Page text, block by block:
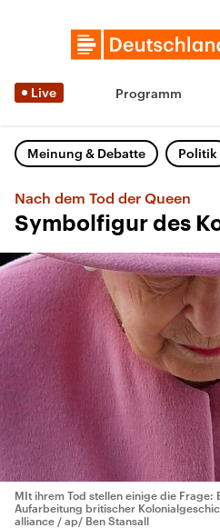
Live Programm
Meinung & Debatte Politik
Nach dem Tod der Queen
Symbolfigur des
MIt ihrem Tod stellen einige die Frage:
Aufarbeitung britischer
alliance / ap/ Ben Stansall